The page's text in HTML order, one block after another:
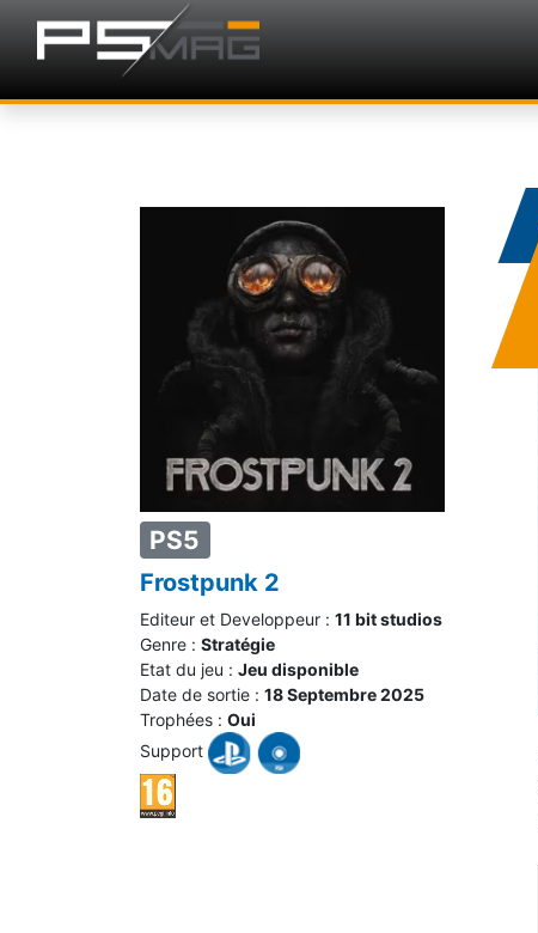
PS5
Frostpunk 2
Editeur et Developpeur : 11 bit studios
Genre : Stratégie
Etat du jeu : Jeu disponible
Date de sortie : 18 Septembre 2025
Trophées : Oui
Support